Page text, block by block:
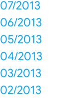
07/2013
06/2013
05/2013
04/2013
03/2013
02/2013